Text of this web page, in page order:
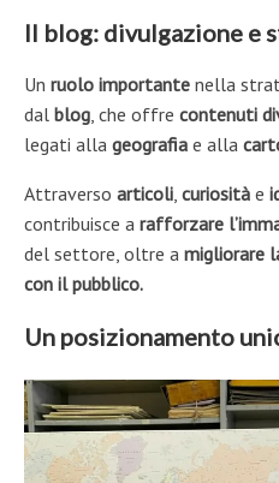
Il blog: divulgazione e
Un ruolo importante nella
dal blog , che offre contenuti
legati alla geografia e alla
Attraverso articoli curiosità e
contribuisce a rafforzare
del settore, oltre a migliorare
con il pubblico.
Un posizionamento